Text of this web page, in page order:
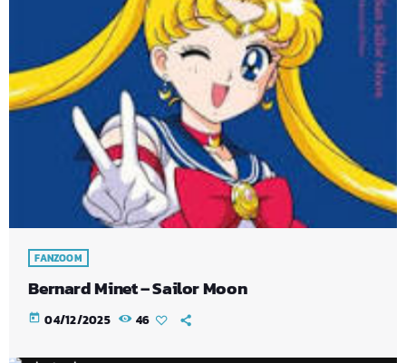
FANZOOM
Bernard Minet – Sailor Moon
today 04/12/2025 46